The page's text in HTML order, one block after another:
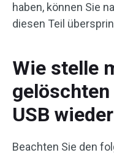
haben, können Sie
diesen Teil
Wie stelle
USB
Beachten Sie den